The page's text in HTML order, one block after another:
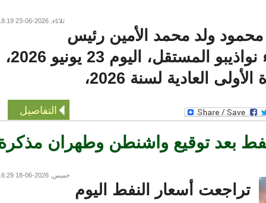
ثلاثاء, 2026-06-23 18:19
ولد محمد الأمين رئيس
مجلس إدارة ميناء نواذيبو المستقل، اليوم 23 يونيو 2026،
العادية لسنة 2026،
التفاصيل
بعد توقيع واشنطن وطهران مذكرة
خميس, 2026-06-18 16:29
تراجعت أسعار النفط اليوم